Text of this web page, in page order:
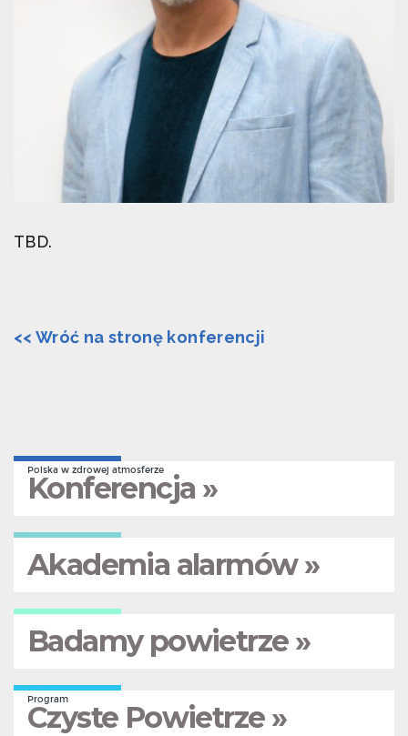
TBD.
<< Wróć na stronę konferencji
Polska w zdrowej atmosferze
Konferencja »
Akademia alarmów »
Badamy powietrze »
Program
Czyste Powietrze »